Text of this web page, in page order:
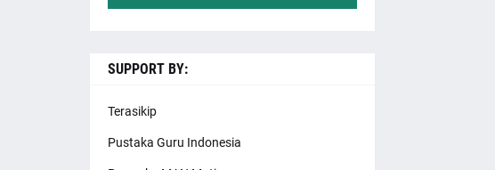
SUPPORT BY:
Terasikip
Pustaka Guru Indonesia